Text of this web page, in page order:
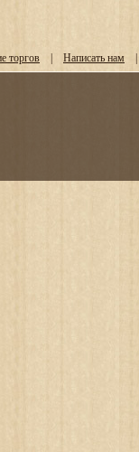
торгов | Написать нам |